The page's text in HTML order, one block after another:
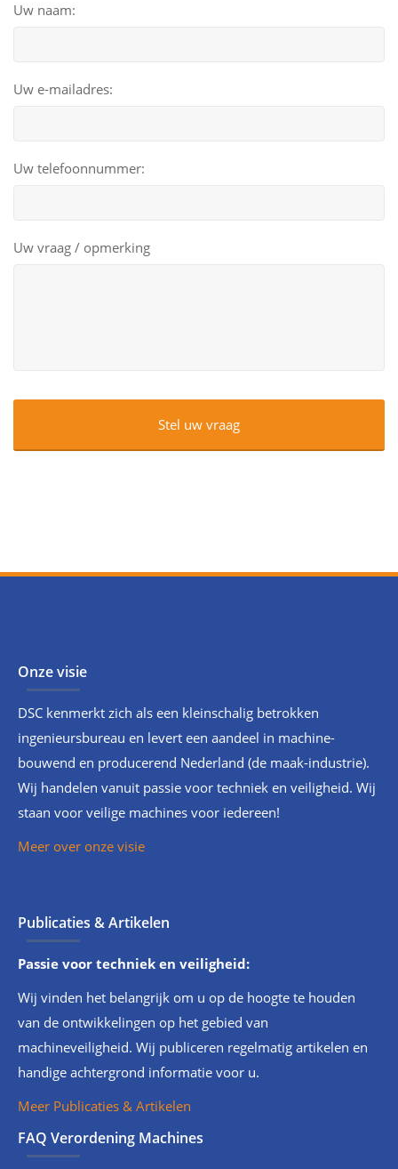
Uw naam:
Uw e-mailadres:
Uw telefoonnummer:
Uw vraag / opmerking
Onze visie
DSC kenmerkt zich als een kleinschalig betrokken
ingenieursbureau en levert een aandeel in machine-
bouwend en producerend Nederland (de maak-industrie).
Wij handelen vanuit passie voor techniek en veiligheid. Wij
staan voor veilige machines voor iedereen!
Meer over onze visie
Publicaties & Artikelen
Passie voor techniek en veiligheid:
Wij vinden het belangrijk om u op de hoogte te houden
van de ontwikkelingen op het gebied van
machineveiligheid. Wij publiceren regelmatig artikelen en
handige achtergrond informatie voor u.
Meer Publicaties & Artikelen
FAQ Verordening Machines